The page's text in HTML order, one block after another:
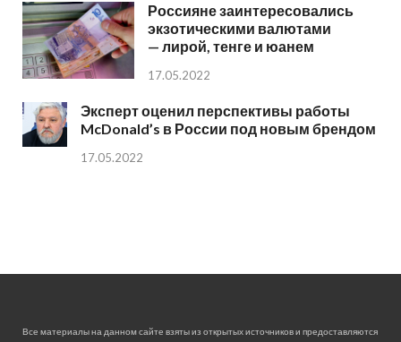
Россияне заинтересовались
экзотическими валютами
— лирой, тенге и юанем
17.05.2022
Эксперт оценил перспективы работы
McDonald’s в России под новым брендом
17.05.2022
Все материалы на данном сайте взяты из открытых источников и предоставляются